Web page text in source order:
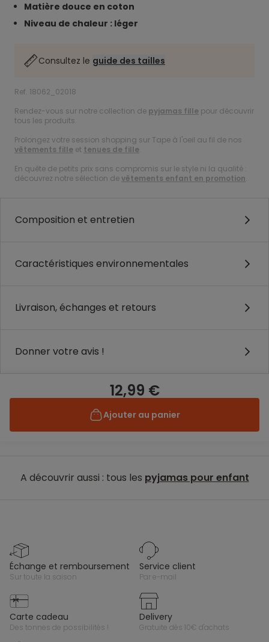
Matière douce en coton
Niveau de chaleur : léger
Consultez le guide des tailles
Ref. 18062_02018
Rendez-vous sur notre collection de pyjamas fille pour découvrir
tous les produits.
Prolongez votre session shopping sur Tape à l'oeil au fil de nos
vêtements fille et tenues de fille.
En quête de petits prix sans compromis sur le style ni la qualité :
découvrez notre sélection devêtements enfant en promotion.
Composition et entretien
Caractéristiques environnementales
Livraison, échanges et retours
Donner votre avis !
12,99 €
Ajouter au panier
A découvrir aussi : tous les pyjamas pour enfant
échange et remboursement
sur toute la saison
service client
par e-mail
carte cadeau
des tonnes de possibilités !
delivery
gratuite dès 10€ d'achats